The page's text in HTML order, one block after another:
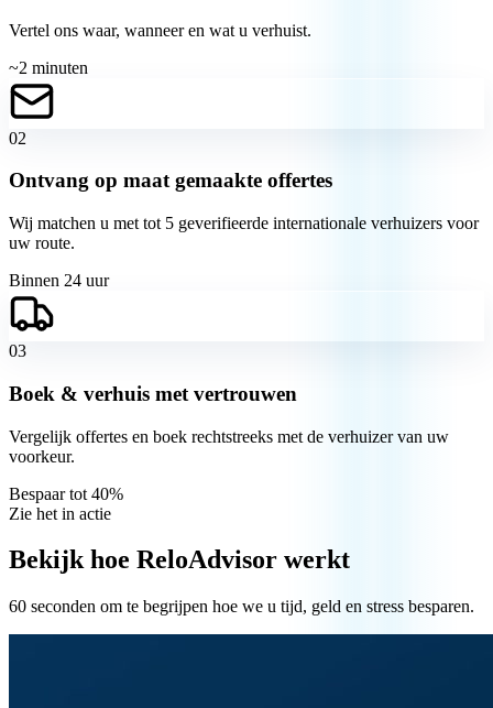
Vertel ons waar, wanneer en wat u verhuist.
~2 minuten
02
Ontvang op maat gemaakte offertes
Wij matchen u met tot 5 geverifieerde internationale verhuizers voor
uw route.
Binnen 24 uur
03
Boek & verhuis met vertrouwen
Vergelijk offertes en boek rechtstreeks met de verhuizer van uw
voorkeur.
Bespaar tot 40%
Zie het in actie
Bekijk hoe ReloAdvisor werkt
60 seconden om te begrijpen hoe we u tijd, geld en stress besparen.